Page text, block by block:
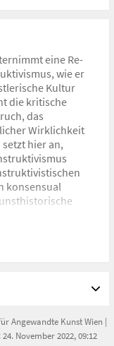
eine Re-
wie er
Kultur
die kritische
das
Wirklichkeit
hier an,
konsensual
Arbeiten,
die
Kunst in den
Angewandte Kunst Wien |
November 2022, 09:12